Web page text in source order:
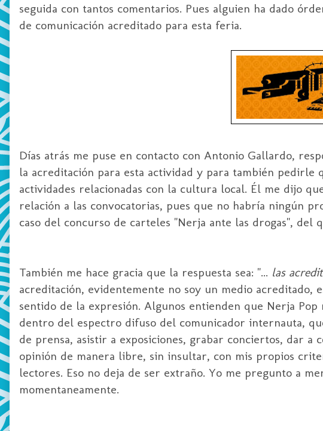
seguida con tantos comentarios. Pues alguien ha dado
de comunicación acreditado para esta feria.
Días atrás me puse en contacto con Antonio Gallardo,
la acreditación para esta actividad y para también pedirle
actividades relacionadas con la cultura local. Él me dijo
relación a las convocatorias, pues que no habría ningún
caso del concurso de carteles "Nerja ante las drogas", del
También me hace gracia que la respuesta sea: "... las
acreditación, evidentemente no soy un medio
sentido de la expresión. Algunos entienden que Nerja
dentro del espectro difuso del comunicador internauta,
de prensa, asistir a exposiciones, grabar conciertos, dar
opinión de manera libre, sin insultar, con mis propios
lectores. Eso no deja de ser extraño. Yo me pregunto a
momentaneamente.